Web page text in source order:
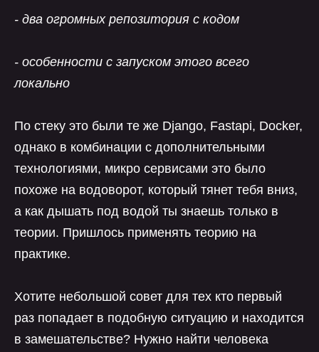
- два огромных репозитория с кодом
- особенности с запуском этого всего
локально
По стеку это были те же Django, Fastapi, Docker,
однако в комбинации с дополнительными
технологиями, микро сервисами это было
похоже на водоворот, который тянет тебя вниз,
а как дышать под водой ты знаешь только в
теории. Пришлось применять теорию на
практике.
Хотите небольшой совет для тех кто первый
раз попадает в подобную ситуацию и находится
в замешательстве? Нужно найти человека